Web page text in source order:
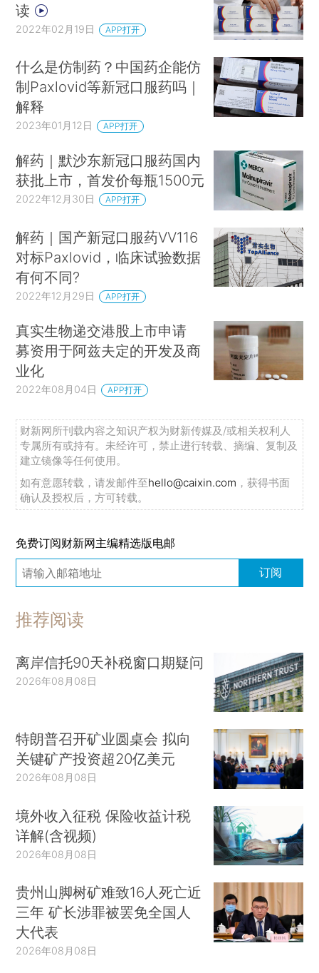
读
2022年02月19日 APP打开
什么是仿制药？中国药企能仿
制Paxlovid等新冠口服药吗｜
解释
2023年01月12日 APP打开
解药｜默沙东新冠口服药国内
获批上市，首发价每瓶1500元
2022年12月30日 APP打开
解药｜国产新冠口服药VV116
对标Paxlovid，临床试验数据
有何不同?
2022年12月29日 APP打开
真实生物递交港股上市申请
募资用于阿兹夫定的开发及商
业化
2022年08月04日 APP打开
财新网所刊载内容之知识产权为财新传媒及/或相关权利人
专属所有或持有。未经许可，禁止进行转载、摘编、复制及
建立镜像等任何使用。
如有意愿转载，请发邮件至hello@caixin.com ，获得书面
确认及授权后，方可转载。
免费订阅财新网主编精选版电邮
订阅
推荐阅读
离岸信托90天补税窗口期疑问
2026年08月08日
特朗普召开矿业圆桌会 拟向
关键矿产投资超20亿美元
2026年08月08日
境外收入征税 保险收益计税
详解(含视频)
2026年08月08日
贵州山脚树矿难致16人死亡近
三年 矿长涉罪被罢免全国人
大代表
2026年08月08日